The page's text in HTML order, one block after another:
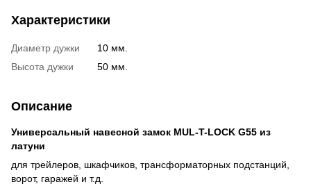
Характеристики
Диаметр дужки
10 мм.
Высота дужки
50 мм.
Описание
Универсальный навесной замок MUL-T-LOCK G55 из
латуни
для трейлеров, шкафчиков, трансформаторных подстанций,
ворот, гаражей и т.д.